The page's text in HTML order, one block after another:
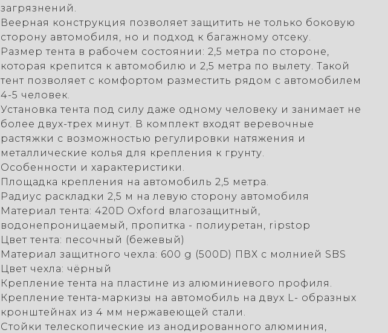
загрязнений.
Веерная конструкция позволяет защитить не только боковую
сторону автомобиля, но и подход к багажному отсеку.
Размер тента в рабочем состоянии: 2,5 метра по стороне,
которая крепится к автомобилю и 2,5 метра по вылету. Такой
тент позволяет с комфортом разместить рядом с автомобилем
4-5 человек.
Установка тента под силу даже одному человеку и занимает не
более двух-трех минут. В комплект входят веревочные
растяжки с возможностью регулировки натяжения и
металлические колья для крепления к грунту.
Особенности и характеристики.
Площадка крепления на автомобиль 2,5 метра.
Радиус раскладки 2,5 м на левую сторону автомобиля
Материал тента: 420D Oxford влагозащитный,
водонепроницаемый, пропитка - полиуретан, ripstop
Цвет тента: песочный (бежевый)
Материал защитного чехла: 600 g (500D) ПВХ с молнией SBS
Цвет чехла: чёрный
Крепление тента на пластине из алюминиевого профиля.
Крепление тента-маркизы на автомобиль на двух L- образных
кронштейнах из 4 мм нержавеющей стали.
Стойки телескопические из анодированного алюминия,